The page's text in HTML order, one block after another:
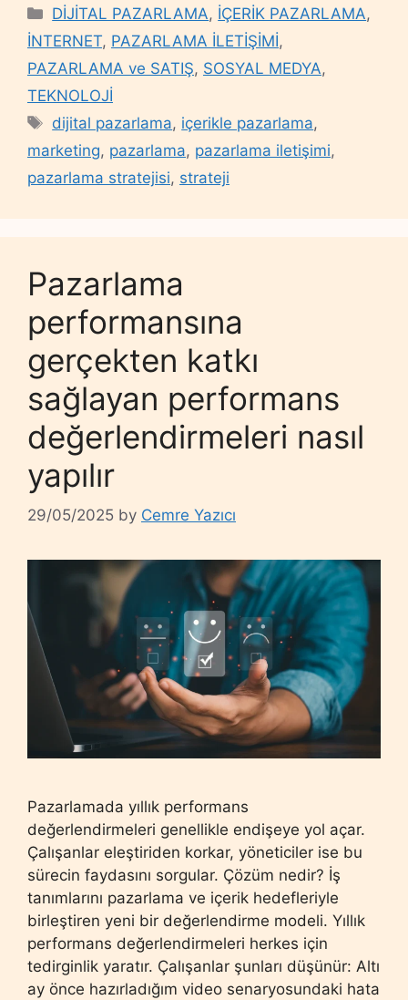
Categories
DİJİTAL PAZARLAMA, İÇERİK PAZARLAMA,
İNTERNET, PAZARLAMA İLETİŞİMİ,
PAZARLAMA ve SATIŞ, SOSYAL MEDYA,
TEKNOLOJİ
Tags
dijital pazarlama, içerikle pazarlama,
marketing, pazarlama, pazarlama iletişimi,
pazarlama stratejisi, strateji
Pazarlama
performansına
gerçekten katkı
sağlayan performans
değerlendirmeleri nasıl
yapılır
29/05/2025 by Cemre Yazıcı
Pazarlamada yıllık performans
değerlendirmeleri genellikle endişeye yol açar.
Çalışanlar eleştiriden korkar, yöneticiler ise bu
sürecin faydasını sorgular. Çözüm nedir? İş
tanımlarını pazarlama ve içerik hedefleriyle
birleştiren yeni bir değerlendirme modeli. Yıllık
performans değerlendirmeleri herkes için
tedirginlik yaratır. Çalışanlar şunları düşünür: Altı
ay önce hazırladığım video senaryosundaki hata